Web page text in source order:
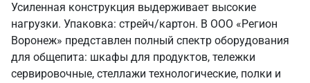
Усиленная конструкция выдерживает высокие
нагрузки. Упаковка: стрейч/картон. В ООО «Регион
Воронеж» представлен полный спектр оборудования
для общепита: шкафы для продуктов, тележки
сервировочные, стеллажи технологические, полки и